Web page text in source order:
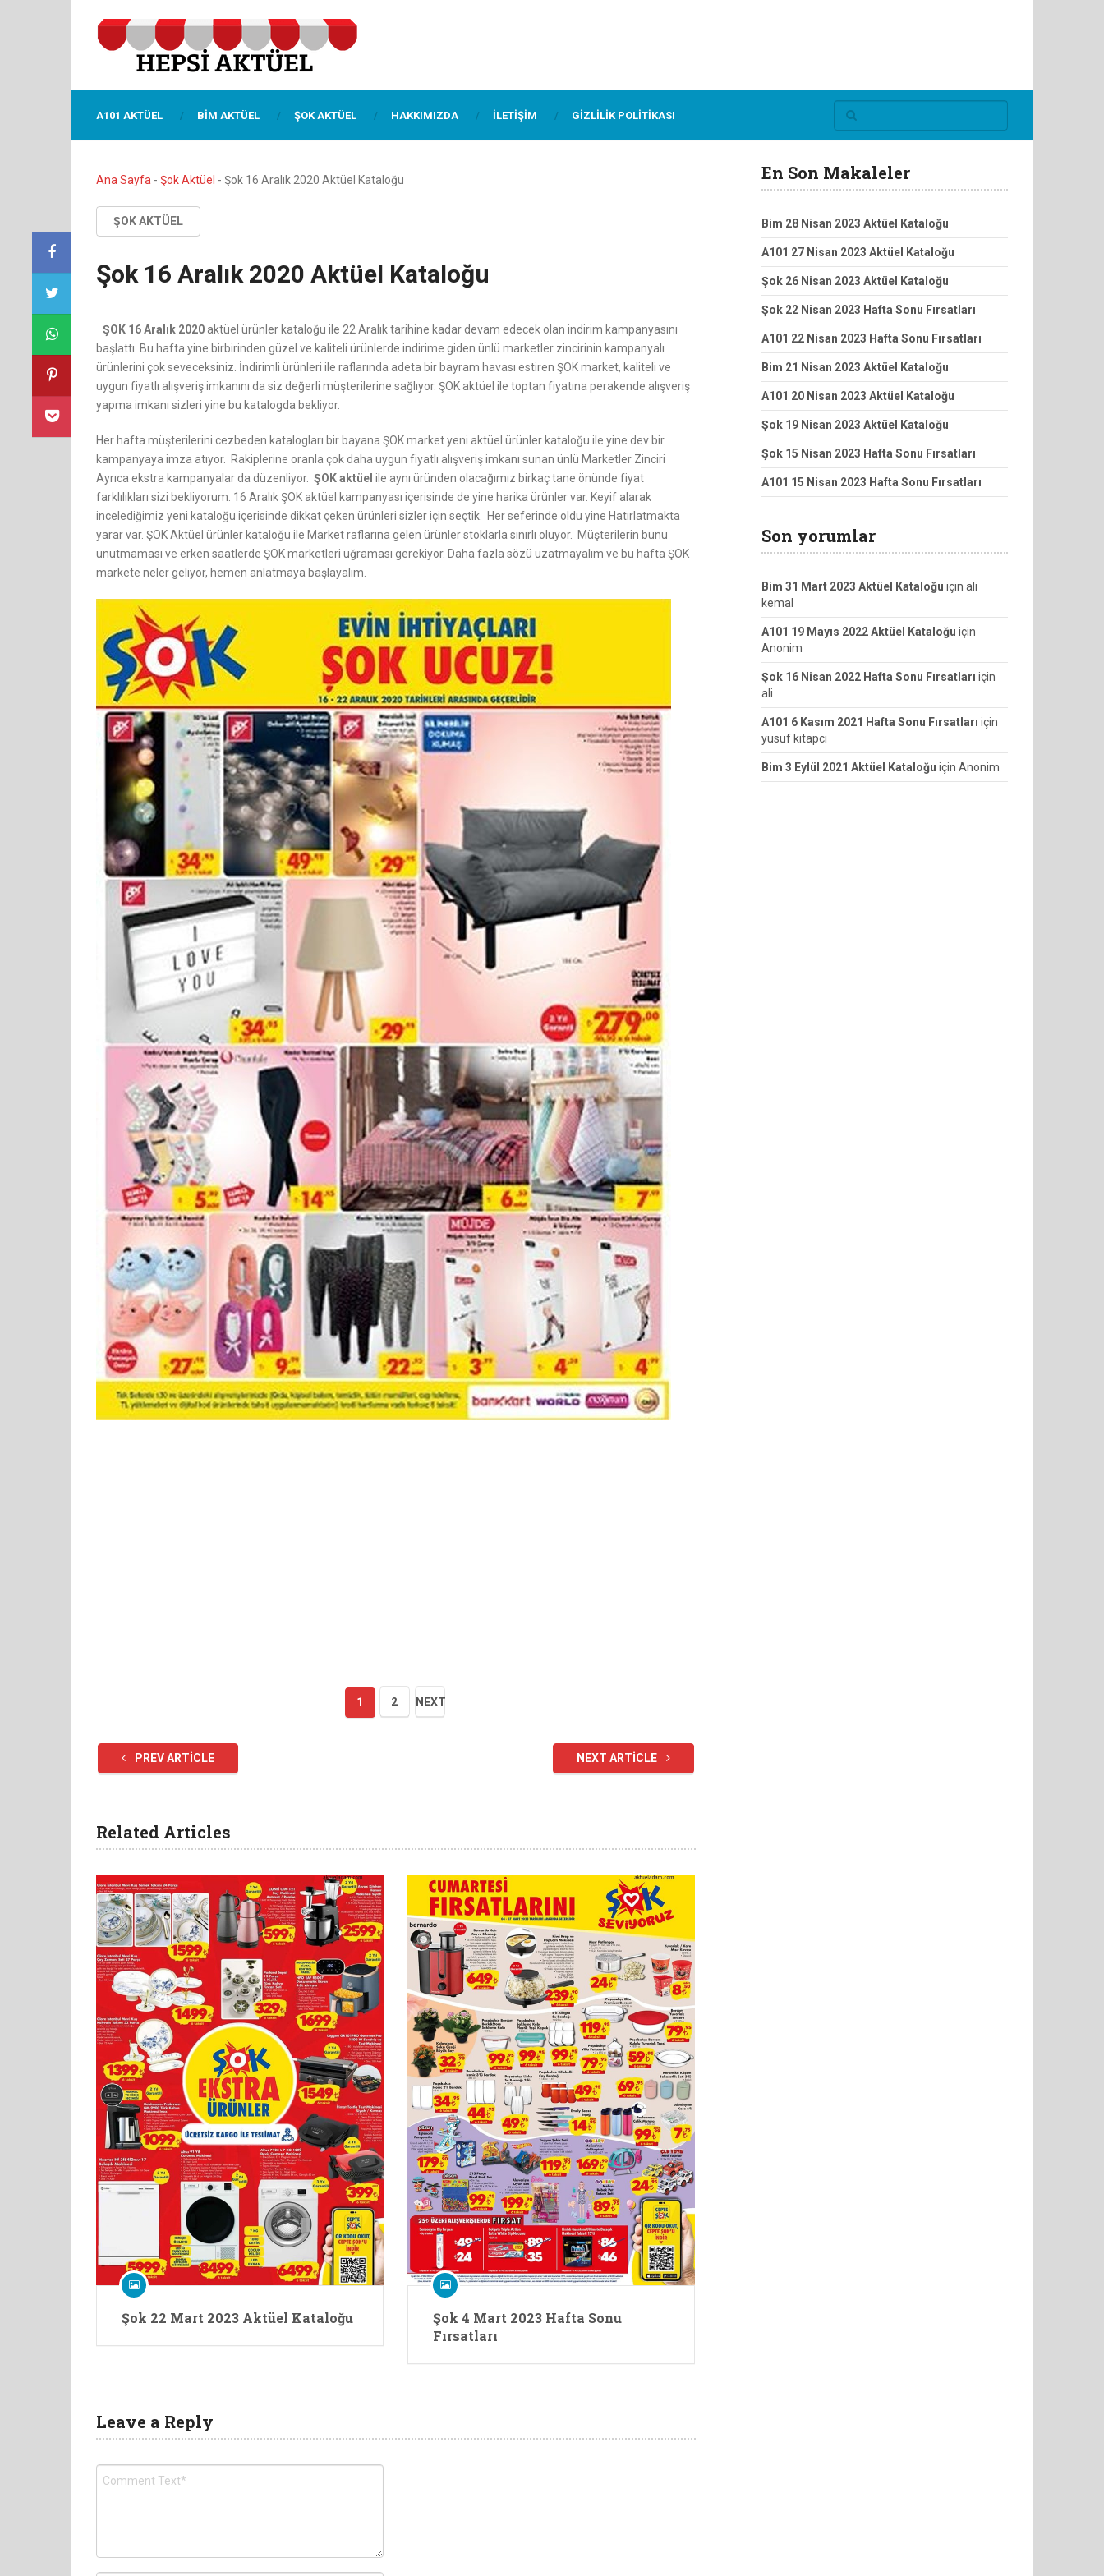
A101 AKTÜEL BIM AKTÜEL ŞOK AKTÜEL HAKKIMIZDA İLETIŞIM GIZLILIK POLITIKASI
Ana Sayfa - Şok Aktüel - Şok 16 Aralık 2020 Aktüel Kataloğu
ŞOK AKTÜEL
Şok 16 Aralık 2020 Aktüel Kataloğu
ŞOK 16 Aralık 2020 aktüel ürünler kataloğu ile 22 Aralık tarihine kadar devam edecek olan indirim kampanyasını
başlattı. Bu hafta yine birbirinden güzel ve kaliteli ürünlerde indirime giden ünlü marketler zincirinin kampanyalı
ürünlerini çok seveceksiniz. İndirimli ürünleri ile raflarında adeta bir bayram havası estiren ŞOK market, kaliteli ve
uygun fiyatlı alışveriş imkanını da siz değerli müşterilerine sağlıyor. ŞOK aktüel ile toptan fiyatına perakende alışveriş
yapma imkanı sizleri yine bu katalogda bekliyor.
Her hafta müşterilerini cezbeden katalogları bir bayana ŞOK market yeni aktüel ürünler kataloğu ile yine dev bir
kampanyaya imza atıyor. Rakiplerine oranla çok daha uygun fiyatlı alışveriş imkanı sunan ünlü Marketler Zinciri
Ayrıca ekstra kampanyalar da düzenliyor. ŞOK aktüel ile aynı üründen olacağımız birkaç tane önünde fiyat
farklılıkları sizi bekliyorum. 16 Aralık ŞOK aktüel kampanyası içerisinde de yine harika ürünler var. Keyif alarak
incelediğimiz yeni kataloğu içerisinde dikkat çeken ürünleri sizler için seçtik. Her seferinde oldu yine Hatırlatmakta
yarar var. ŞOK Aktüel ürünler kataloğu ile Market raflarına gelen ürünler stoklarla sınırlı oluyor. Müşterilerin bunu
unutmaması ve erken saatlerde ŞOK marketleri uğraması gerekiyor. Daha fazla sözü uzatmayalım ve bu hafta ŞOK
markete neler geliyor, hemen anlatmaya başlayalım.
1 2 NEXT
PREV ARTICLE NEXT ARTICLE
Related Articles
Şok 22 Mart 2023 Aktüel Kataloğu
Şok 4 Mart 2023 Hafta Sonu
Fırsatları
Leave a Reply
En Son Makaleler
Bim 28 Nisan 2023 Aktüel Kataloğu
A101 27 Nisan 2023 Aktüel Kataloğu
Şok 26 Nisan 2023 Aktüel Kataloğu
Şok 22 Nisan 2023 Hafta Sonu Fırsatları
A101 22 Nisan 2023 Hafta Sonu Fırsatları
Bim 21 Nisan 2023 Aktüel Kataloğu
A101 20 Nisan 2023 Aktüel Kataloğu
Şok 19 Nisan 2023 Aktüel Kataloğu
Şok 15 Nisan 2023 Hafta Sonu Fırsatları
A101 15 Nisan 2023 Hafta Sonu Fırsatları
Son yorumlar
Bim 31 Mart 2023 Aktüel Kataloğu için ali
kemal
A101 19 Mayıs 2022 Aktüel Kataloğu için
Anonim
Şok 16 Nisan 2022 Hafta Sonu Fırsatları için
ali
A101 6 Kasım 2021 Hafta Sonu Fırsatları için
yusuf kitapcı
Bim 3 Eylül 2021 Aktüel Kataloğu için Anonim